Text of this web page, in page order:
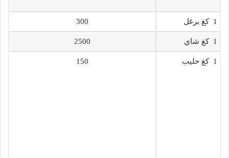
1 كغ برغل 300
1 كغ شاي 2500
1 كغ حليب 150